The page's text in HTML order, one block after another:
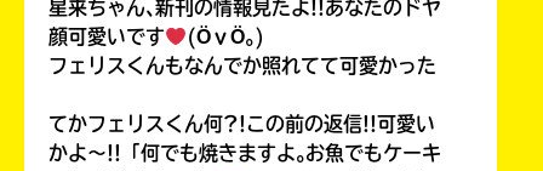
星来ちゃん､新刊の情報見たよ!!あなたのドヤ
顔可愛いです
(ӦｖӦ｡)
フェリスくんもなんでか照れてて可愛かった
てかフェリスくん何?!この前の返信!!可愛い
かよ〜!!「何でも焼きますよ｡お魚でもケーキ